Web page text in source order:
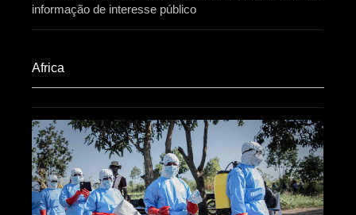
informação de interesse público
Africa​